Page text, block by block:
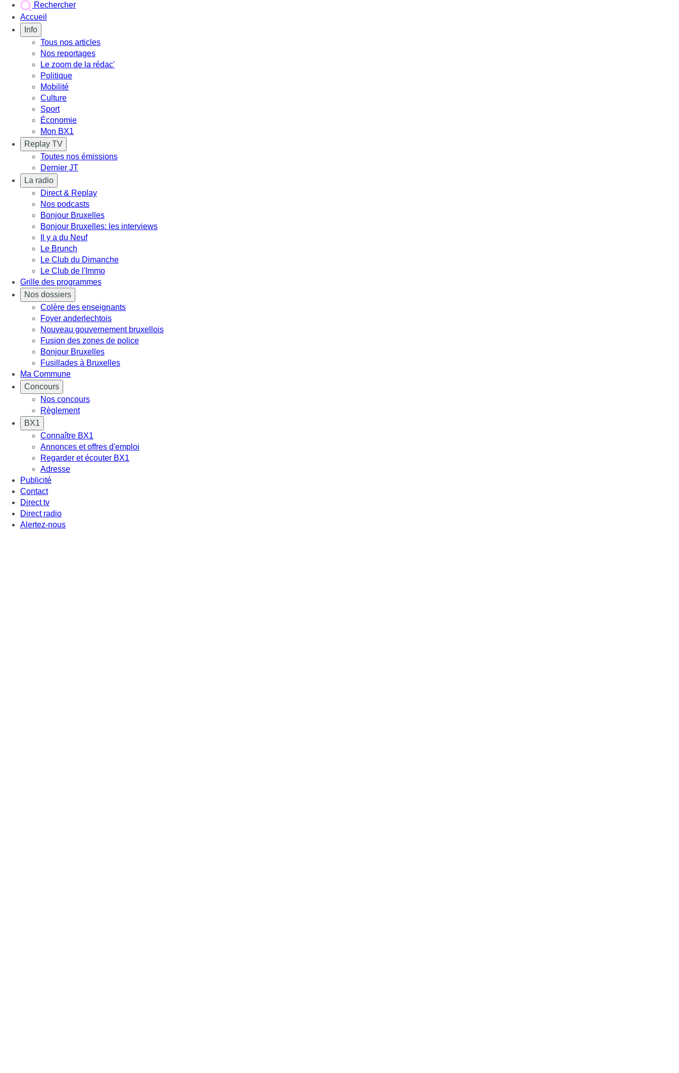
Rechercher
Accueil
Info
Tous nos articles
Nos reportages
Le zoom de la rédac'
Politique
Mobilité
Culture
Sport
Économie
Mon BX1
Replay TV
Toutes nos émissions
Dernier JT
La radio
Direct & Replay
Nos podcasts
Bonjour Bruxelles
Bonjour Bruxelles: les interviews
Il y a du Neuf
Le Brunch
Le Club du Dimanche
Le Club de l'Immo
Grille des programmes
Nos dossiers
Colère des enseignants
Foyer anderlechtois
Nouveau gouvernement bruxellois
Fusion des zones de police
Bonjour Bruxelles
Fusillades à Bruxelles
Ma Commune
Concours
Nos concours
Règlement
BX1
Connaître BX1
Annonces et offres d'emploi
Regarder et écouter BX1
Adresse
Publicité
Contact
Direct tv
Direct radio
Alertez-nous